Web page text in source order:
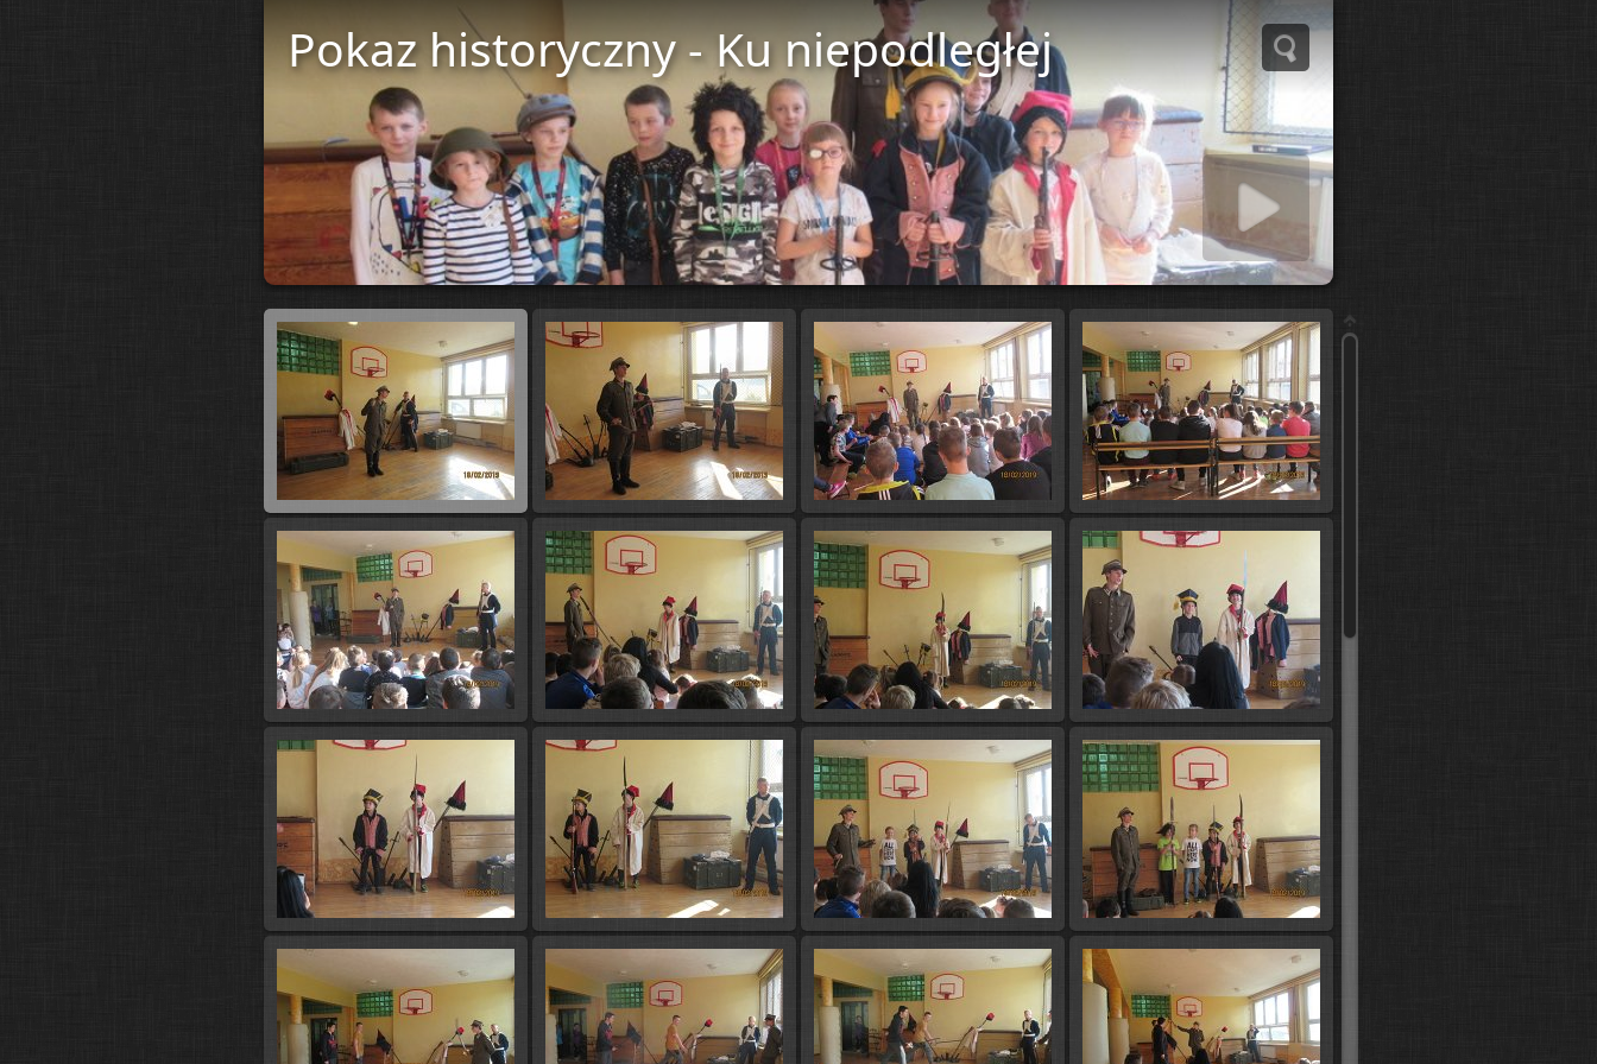
Pokaz historyczny - Ku niepodległej
Start slideshow